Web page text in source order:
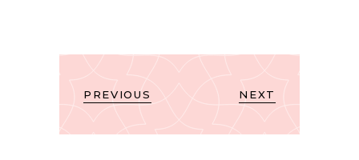
PREVIOUS NEXT